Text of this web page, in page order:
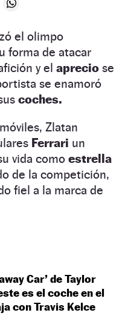
el olimpo
forma de atacar
y el aprecio se
se enamoró
coches.
Zlatan
Ferrari un
vida como estrella
de la competición,
fiel a la marca de
Car’ de Taylor
es el coche en el
con Travis Kelce